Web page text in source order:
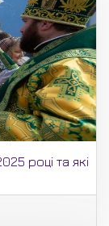
році та які